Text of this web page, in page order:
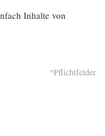
Inhalte von
*Pflichtfelder